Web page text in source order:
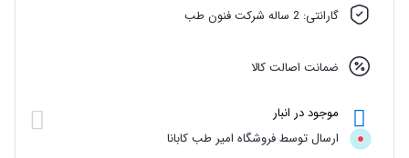
گارانتی: 2 ساله شرکت فنون طب
ضمانت اصالت کالا
موجود در انبار
ارسال توسط فروشگاه امیر طب کابانا